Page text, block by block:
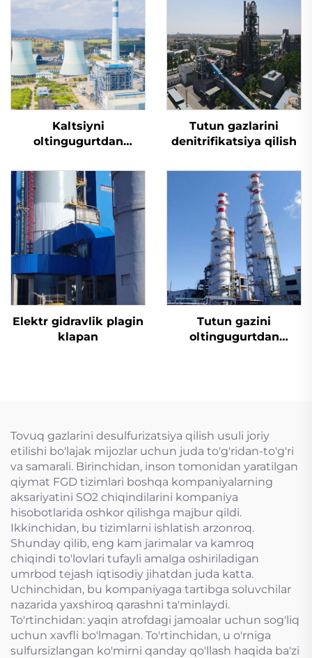
Kaltsiyni
oltingugurtdan
Tutun gazlarini
denitrifikatsiya qilish
Elektr gidravlik plagin
klapan
Tutun gazini
oltingugurtdan
Tovuq gazlarini desulfurizatsiya qilish usuli joriy
etilishi bo'lajak mijozlar uchun juda to'g'ridan-to'g'ri
va samarali. Birinchidan, inson tomonidan yaratilgan
qiymat FGD tizimlari boshqa kompaniyalarning
aksariyatini SO2 chiqindilarini kompaniya
hisobotlarida oshkor qilishga majbur qildi.
Ikkinchidan, bu tizimlarni ishlatish arzonroq.
Shunday qilib, eng kam jarimalar va kamroq
chiqindi to'lovlari tufayli amalga oshiriladigan
umrbod tejash iqtisodiy jihatdan juda katta.
Uchinchidan, bu kompaniyaga tartibga soluvchilar
nazarida yaxshiroq qarashni ta'minlaydi.
To'rtinchidan: yaqin atrofdagi jamoalar uchun sog'liq
uchun xavfli bo'lmagan. To'rtinchidan, u o'rniga
sulfursizlangan ko'mirni qanday qo'llash haqida ba'zi